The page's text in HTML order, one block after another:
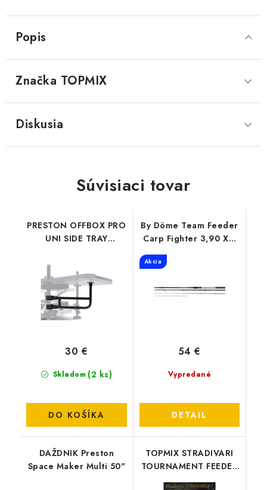
Popis
Značka TOPMIX
Diskusia
Súvisiaci tovar
PRESTON OFFBOX PRO
UNI SIDE TRAY
Skladom (2 ks)
30 €
DO KOŠÍKA
By Döme Team Feeder
Carp Fighter 3,90 XH
Akcia
Vypredané
54 €
DETAIL
DAŽDNIK Preston
Space Maker Multi 50"
TOPMIX STRADIVARI
TOURNAMENT FEEDER